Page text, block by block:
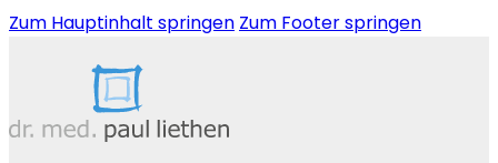
Zum Hauptinhalt springen Zum Footer springen